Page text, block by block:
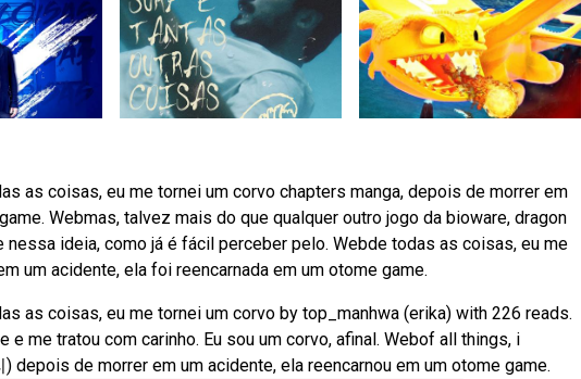
as coisas, eu me tornei um corvo chapters manga, depois de morrer em
Webmas, talvez mais do que qualquer outro jogo da bioware, dragon
ideia, como já é fácil perceber pelo. Webde todas as coisas, eu me
um acidente, ela foi reencarnada em um otome game.
as coisas, eu me tornei um corvo by top_manhwa (erika) with 226 reads.
e me tratou com carinho. Eu sou um corvo, afinal. Webof all things, i
depois de morrer em um acidente, ela reencarnou em um otome game.